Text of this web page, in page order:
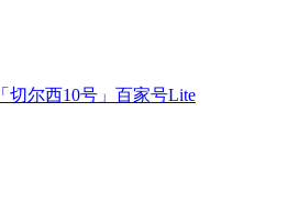
「切尔西10号」百家号Lite